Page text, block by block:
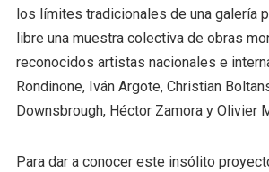
los límites tradicionales de una galería
libre una muestra colectiva de obras
reconocidos artistas nacionales e
Rondinone, Iván Argote, Christian
Downsbrough, Héctor Zamora y Olivier
Para dar a conocer este insólito